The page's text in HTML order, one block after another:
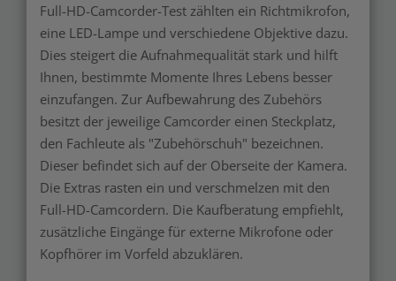
Full-HD-Camcorder-Test zählten ein Richtmikrofon,
eine LED-Lampe und verschiedene Objektive dazu.
Dies steigert die Aufnahmequalität stark und hilft
Ihnen, bestimmte Momente Ihres Lebens besser
einzufangen. Zur Aufbewahrung des Zubehörs
besitzt der jeweilige Camcorder einen Steckplatz,
den Fachleute als "Zubehörschuh" bezeichnen.
Dieser befindet sich auf der Oberseite der Kamera.
Die Extras rasten ein und verschmelzen mit den
Full-HD-Camcordern. Die Kaufberatung empfiehlt,
zusätzliche Eingänge für externe Mikrofone oder
Kopfhörer im Vorfeld abzuklären.